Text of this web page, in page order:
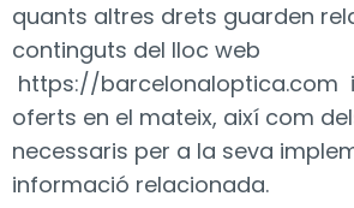
quants altres drets guarden
continguts del lloc web
https://barcelonaloptica.com
oferts en el mateix, així com
necessaris per a la seva
informació relacionada.